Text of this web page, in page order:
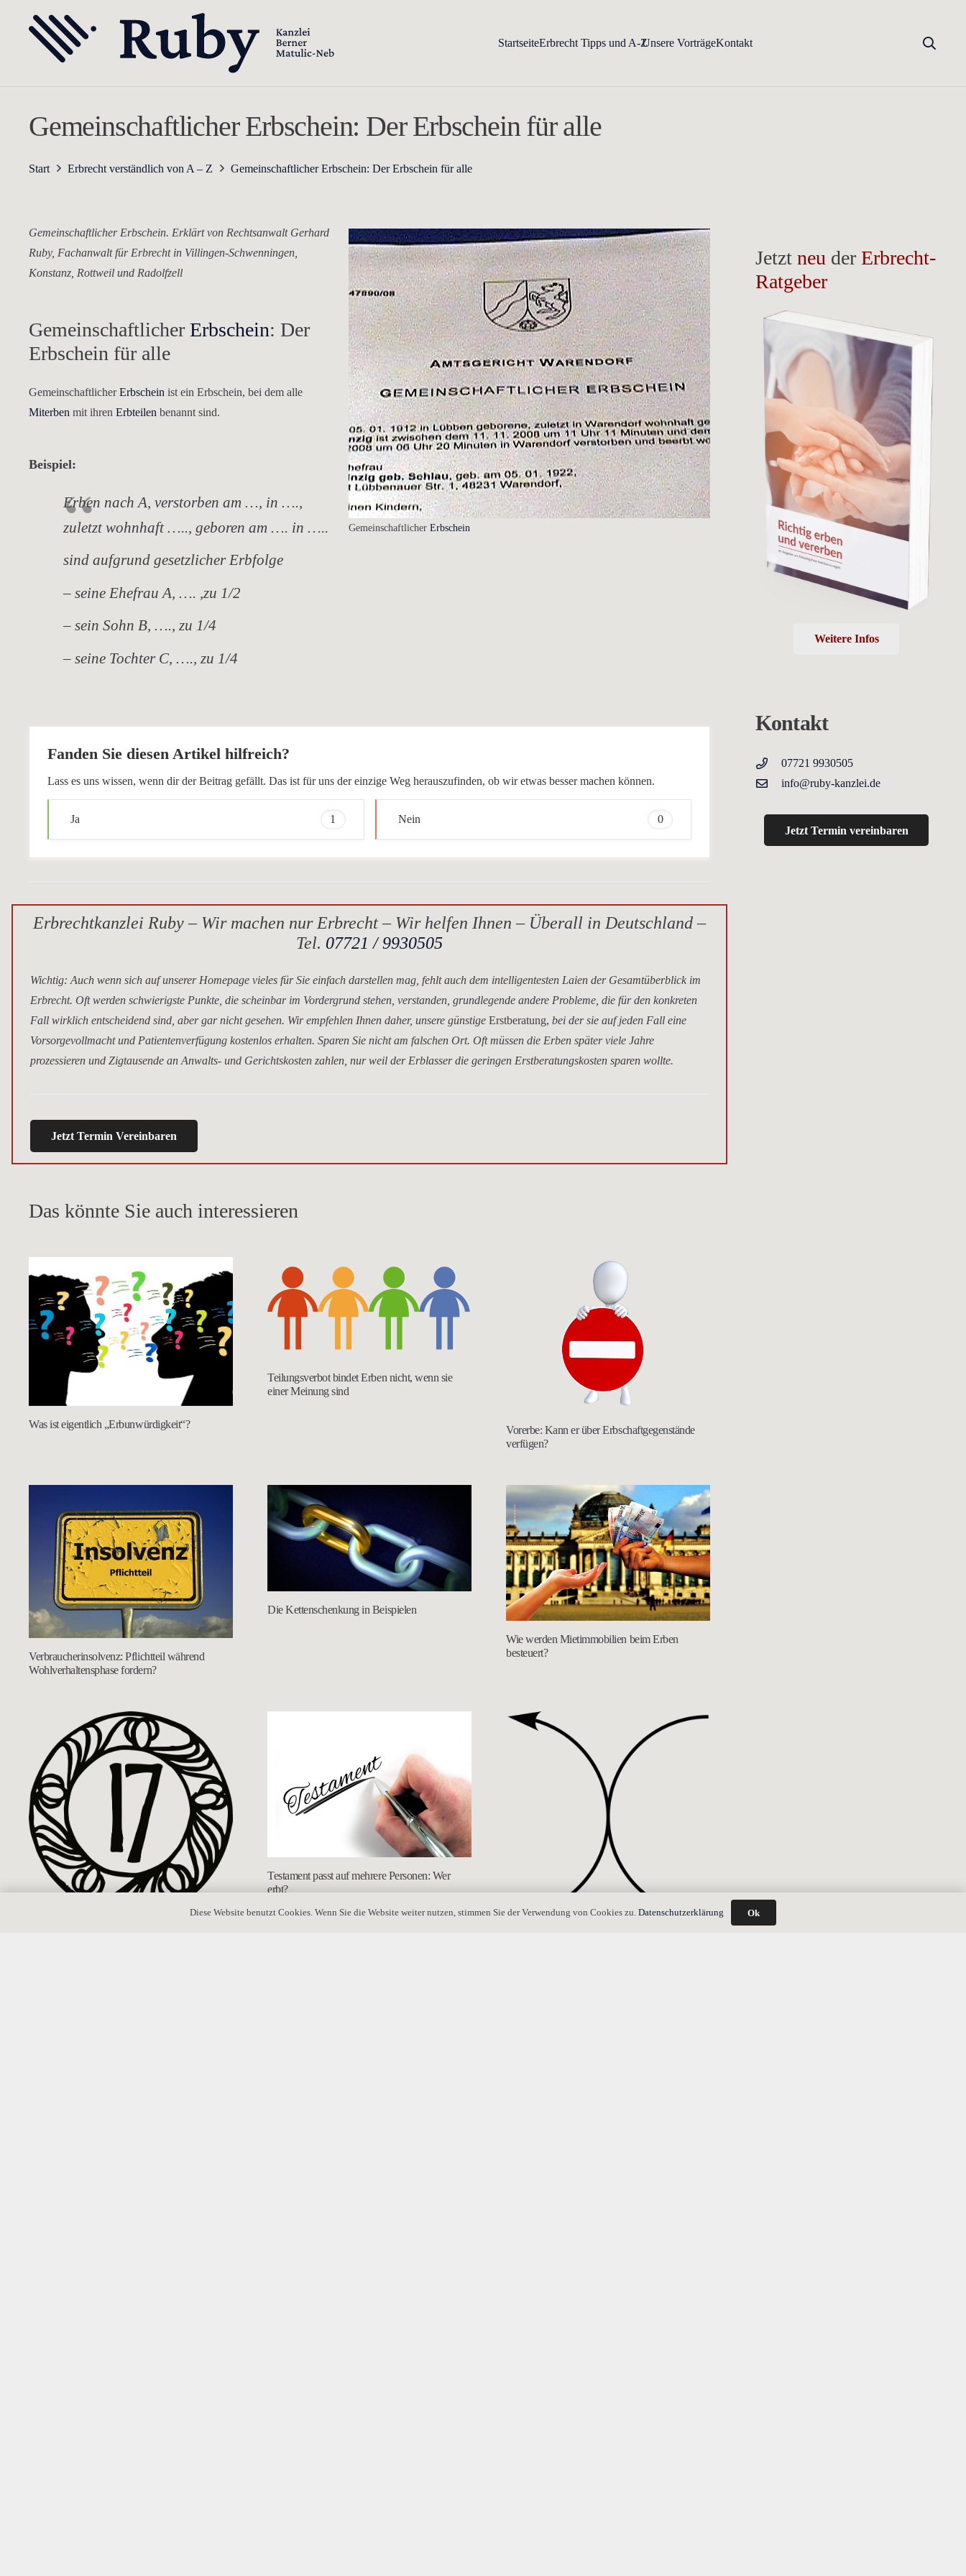
StartseiteErbrecht Tipps und A-ZUnsere VorträgeKontakt
Gemeinschaftlicher Erbschein: Der Erbschein für alle
Start Erbrecht verständlich von A – Z Gemeinschaftlicher Erbschein: Der Erbschein für alle
Gemeinschaftlicher Erbschein
Gemeinschaftlicher Erbschein. Erklärt von Rechtsanwalt Gerhard
Ruby, Fachanwalt für Erbrecht in Villingen-Schwenningen,
Konstanz, Rottweil und Radolfzell
Gemeinschaftlicher Erbschein: Der
Erbschein für alle
GemeinschaftlicherErbschein ist ein Erbschein, bei dem alle
Miterben mit ihren Erbteilen benannt sind.
Beispiel:
Erben nach A, verstorben am …, in ….,
zuletzt wohnhaft ….., geboren am …. in …..
sind aufgrund gesetzlicher Erbfolge
– seine Ehefrau A, …. ,zu 1/2
– sein Sohn B, …., zu 1/4
– seine Tochter C, …., zu 1/4
Fanden Sie diesen Artikel hilfreich?
Lass es uns wissen, wenn dir der Beitrag gefällt. Das ist für uns der einzige Weg herauszufinden, ob wir etwas besser machen können.
Ja 1 Nein 0
Erbrechtkanzlei Ruby – Wir machen nur Erbrecht – Wir helfen Ihnen – Überall in Deutschland –
Tel. 07721 / 9930505
Wichtig: Auch wenn sich auf unserer Homepage vieles für Sie einfach darstellen mag, fehlt auch dem intelligentesten Laien der Gesamtüberblick im
Erbrecht. Oft werden schwierigste Punkte, die scheinbar im Vordergrund stehen, verstanden, grundlegende andere Probleme, die für den konkreten
Fall wirklich entscheidend sind, aber gar nicht gesehen. Wir empfehlen Ihnen daher, unsere günstige Erstberatung, bei der sie auf jeden Fall eine
Vorsorgevollmacht und Patientenverfügung kostenlos erhalten. Sparen Sie nicht am falschen Ort. Oft müssen die Erben später viele Jahre
prozessieren und Zigtausende an Anwalts- und Gerichtskosten zahlen, nur weil der Erblasser die geringen Erstberatungskosten sparen wollte.
Jetzt Termin Vereinbaren
Das könnte Sie auch interessieren
Was ist eigentlich „Erbunwürdigkeit“?
Teilungsverbot bindet Erben nicht, wenn sie
einer Meinung sind
Vorerbe: Kann er über Erbschaftgegenstände
verfügen?
Verbraucherinsolvenz: Pflichtteil während
Wohlverhaltensphase fordern?
Die Kettenschenkung in Beispielen
Wie werden Mietimmobilien beim Erben
besteuert?
Testament passt auf mehrere Personen: Wer
erbt?
Jetztneu derErbrecht-
Ratgeber
Weitere Infos
Kontakt
07721 9930505
info@ruby-kanzlei.de
Jetzt Termin vereinbaren
Diese Website benutzt Cookies. Wenn Sie die Website weiter nutzen, stimmen Sie der Verwendung von Cookies zu. Datenschutzerklärung Ok